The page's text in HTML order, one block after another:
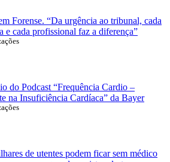
Forense. “Da urgência ao tribunal, cada
e cada profissional faz a diferença”
do Podcast “Frequência Cardio –
na Insuficiência Cardíaca” da Bayer
de utentes podem ficar sem médico